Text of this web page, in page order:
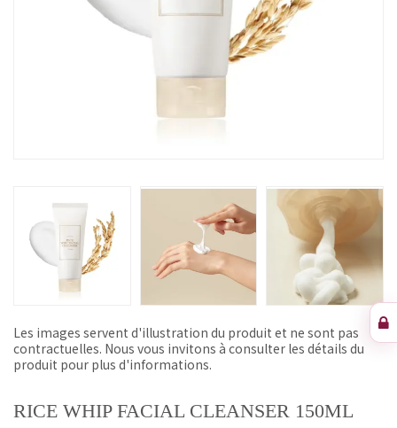
Les images servent d'illustration du produit et ne sont pas
contractuelles. Nous vous invitons à consulter les détails du
produit pour plus d'informations.
RICE WHIP FACIAL CLEANSER 150ML